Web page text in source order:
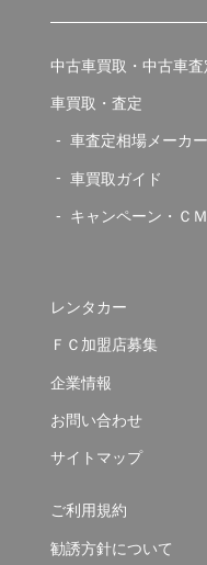
中古車買取・中古車
車買取・査定
車査定相場メーカ
車買取ガイド
キャンペーン・ＣＭ
レンタカー
ＦＣ加盟店募集
企業情報
お問い合わせ
サイトマップ
ご利用規約
勧誘方針について